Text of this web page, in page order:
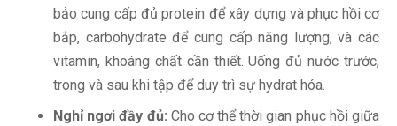
bảo cung cấp đủ protein để xây dựng và phục hồi cơ
bắp, carbohydrate để cung cấp năng lượng, và các
vitamin, khoáng chất cần thiết. Uống đủ nước trước,
trong và sau khi tập để duy trì sự hydrat hóa.
Nghỉ ngơi đầy đủ: Cho cơ thể thời gian phục hồi giữa